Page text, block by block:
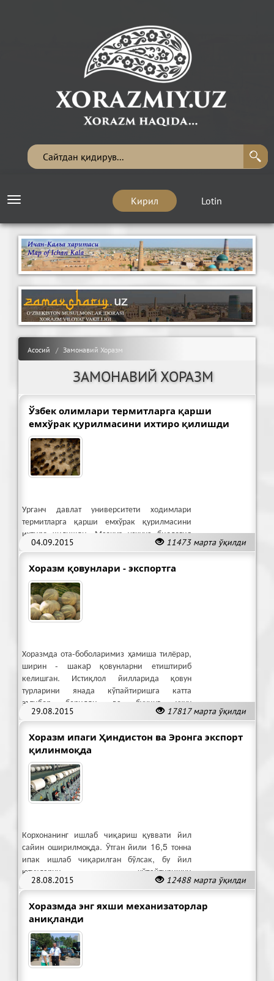
Кирил Lotin
Toggle
Асосий Замонавий Хоразм
ЗАМОНАВИЙ ХОРАЗМ
Ўзбек олимлари термитларга қарши
емхўрак қурилмасини ихтиро қилишди
04.09.2015 11473 марта ўқилди
Урганч давлат университети ходимлари
термитларга қарши емхўрак қурилмасини
ихтиро қилишди. Мазкур ускуна биология
соҳасида фойдаланиш учун мўлжалланган.
Хоразм қовунлари - экспортга
29.08.2015 17817 марта ўқилди
Хоразмда ота-боболаримиз ҳамиша тилёрар,
ширин - шакаp қовунларни етиштириб
келишган. Истиқлол йилларида қовун
турларини янада кўпайтиришга катта
эътибор берилди ва бунинг учун
имкониятлар, шароитлар яратилди.
Хоразм ипаги Ҳиндистон ва Эронга экспорт
қилинмоқда
28.08.2015 12488 марта ўқилди
Корхонанинг ишлаб чиқариш қуввати йил
сайин оширилмоқда. Ўтган йили 16,5 тонна
ипак ишлаб чиқарилган бўлсак, бу йил
ютуқларни кўпайтиришни
режалаштирилмоқда.
Хоразмда энг яхши механизаторлар
аниқланди